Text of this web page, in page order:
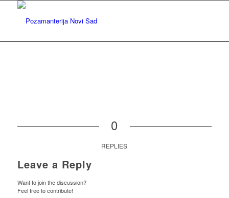
0
REPLIES
Leave a Reply
Want to join the discussion?
Feel free to contribute!